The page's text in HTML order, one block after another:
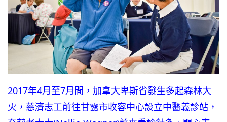
2017年4月至7月間，加拿大卑斯省發生多起森林大
火，慈濟志工前往甘露市收容中心設立中醫義診站，